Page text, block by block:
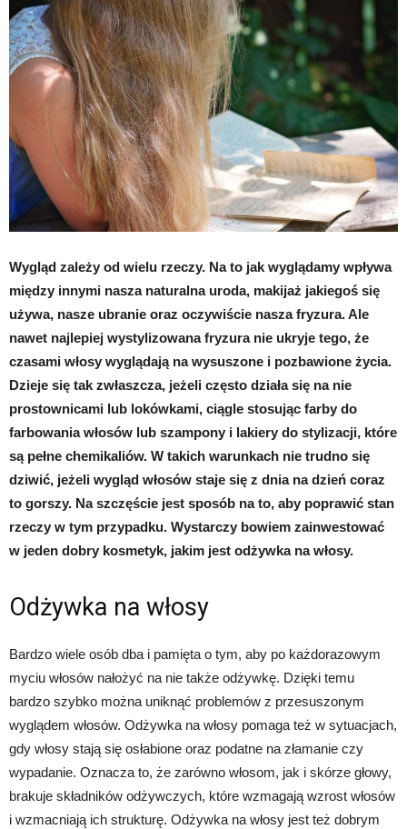
Wygląd zależy od wielu rzeczy. Na to jak wyglądamy wpływa
między innymi nasza naturalna uroda, makijaż jakiegoś się
używa, nasze ubranie oraz oczywiście nasza fryzura. Ale
nawet najlepiej wystylizowana fryzura nie ukryje tego, że
czasami włosy wyglądają na wysuszone i pozbawione życia.
Dzieje się tak zwłaszcza, jeżeli często działa się na nie
prostownicami lub lokówkami, ciągle stosując farby do
farbowania włosów lub szampony i lakiery do stylizacji, które
są pełne chemikaliów. W takich warunkach nie trudno się
dziwić, jeżeli wygląd włosów staje się z dnia na dzień coraz
to gorszy. Na szczęście jest sposób na to, aby poprawić stan
rzeczy w tym przypadku. Wystarczy bowiem zainwestować
w jeden dobry kosmetyk, jakim jest odżywka na włosy.
Odżywka na włosy
Bardzo wiele osób dba i pamięta o tym, aby po każdorazowym
myciu włosów nałożyć na nie także odżywkę. Dzięki temu
bardzo szybko można uniknąć problemów z przesuszonym
wyglądem włosów. Odżywka na włosy pomaga też w sytuacjach,
gdy włosy stają się osłabione oraz podatne na złamanie czy
wypadanie. Oznacza to, że zarówno włosom, jak i skórze głowy,
brakuje składników odżywczych, które wzmagają wzrost włosów
i wzmacniają ich strukturę. Odżywka na włosy jest też dobrym